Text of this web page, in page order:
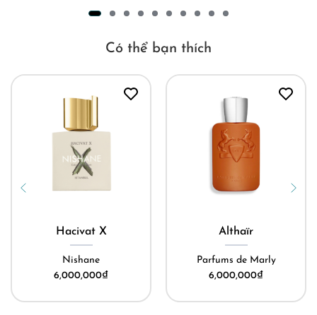
Có thể bạn thích
Hacivat X
Nishane
6,000,000₫
Althaïr
Parfums de Marly
6,000,000₫